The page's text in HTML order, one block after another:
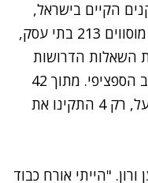
הקיים בישראל,
נערך סקר מקיף בו ביקרו מומחים מוסווים 213 בתי עסק,
השאלות הדרושות
להתאמת מושב בטיחות לילד ולרכב הספציפי. מתוך 42
משווקים בהם בוצעו התקנות בפועל, רק 4 התקינו את
"הייתי אורח כבוד